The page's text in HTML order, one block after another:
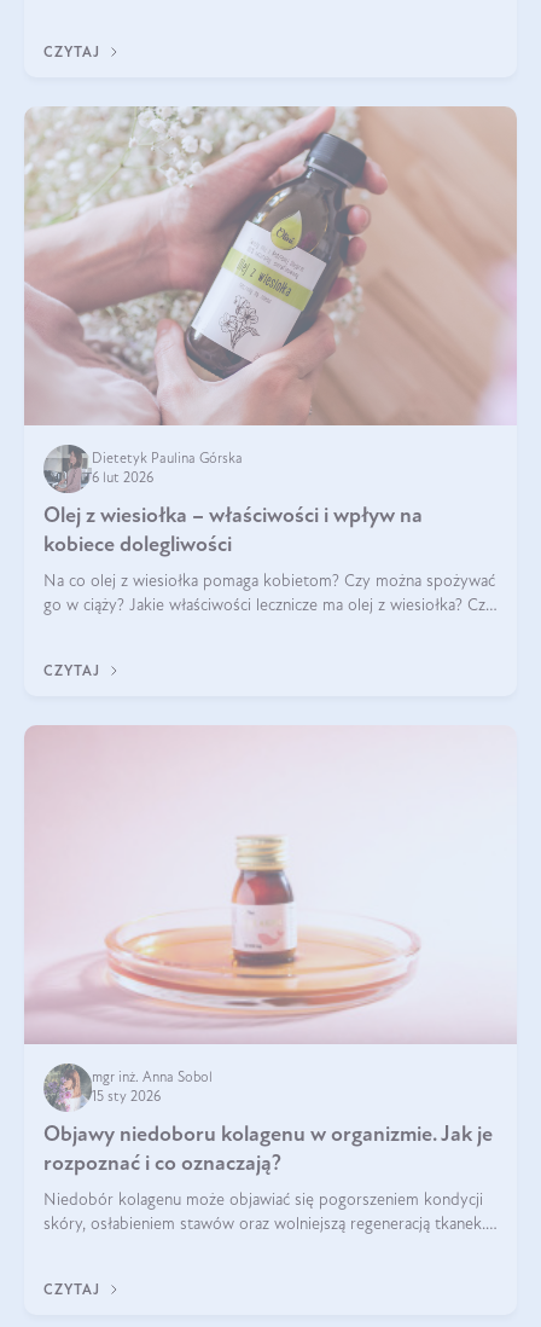
wyjaśnimy.
CZYTAJ
Dietetyk Paulina Górska
6 lut 2026
Olej z wiesiołka – właściwości i wpływ na
kobiece dolegliwości
Na co olej z wiesiołka pomaga kobietom? Czy można spożywać
go w ciąży? Jakie właściwości lecznicze ma olej z wiesiołka? Czy
CZYTAJ
mgr inż. Anna Sobol
15 sty 2026
Objawy niedoboru kolagenu w organizmie. Jak je
rozpoznać i co oznaczają?
Niedobór kolagenu może objawiać się pogorszeniem kondycji
skóry, osłabieniem stawów oraz wolniejszą regeneracją tkanek.
osłabienie włosów.
CZYTAJ